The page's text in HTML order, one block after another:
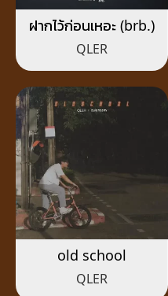
ฝากไว้ก่อนเหอะ (brb.)
QLER
old school
QLER